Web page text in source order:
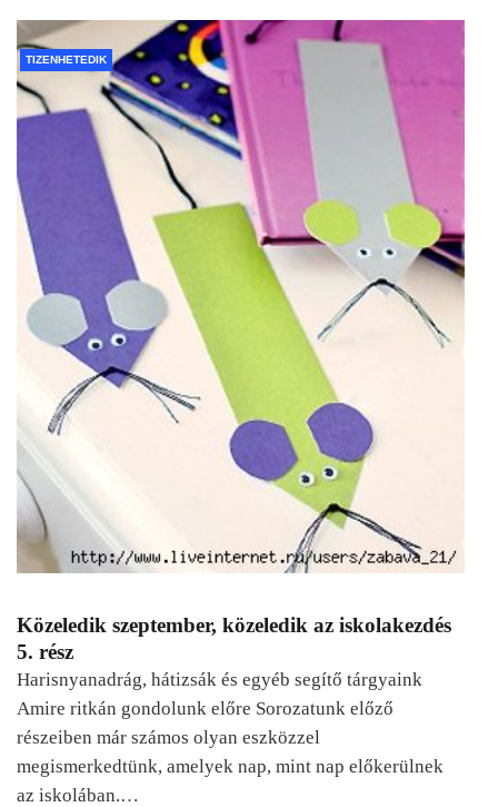
TIZENHETEDIK
Közeledik szeptember, közeledik az iskolakezdés
5. rész
Harisnyanadrág, hátizsák és egyéb segítő tárgyaink
Amire ritkán gondolunk előre Sorozatunk előző
részeiben már számos olyan eszközzel
megismerkedtünk, amelyek nap, mint nap előkerülnek
az iskolában.…